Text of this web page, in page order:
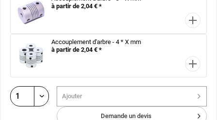
à partir de 2,04 € *
Accouplement d'arbre - 4 * X mm
à partir de 2,04 € *
Ajouter
Demande un devis